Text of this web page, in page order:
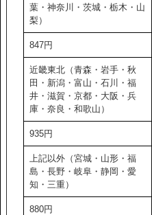
葉・神奈川・茨城・栃木・山
梨）
847円
近畿東北（青森・岩手・秋
田・新潟・富山・石川・福
井・滋賀・京都・大阪・兵
庫・奈良・和歌山）
935円
上記以外（宮城・山形・福
島・長野・岐阜・静岡・愛
知・三重）
880円